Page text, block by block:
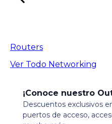
Routers
Ver Todo Networking
¡Conoce nuestro
Descuentos exclusivos
puertos de acceso,